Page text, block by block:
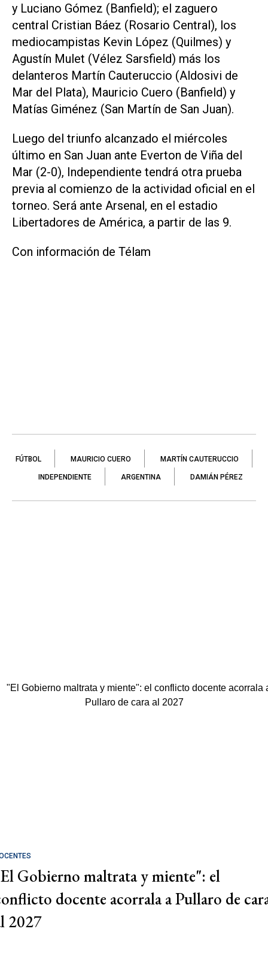
y Luciano Gómez (Banfield); el zaguero
central Cristian Báez (Rosario Central), los
mediocampistas Kevin López (Quilmes) y
Agustín Mulet (Vélez Sarsfield) más los
delanteros Martín Cauteruccio (Aldosivi de
Mar del Plata), Mauricio Cuero (Banfield) y
Matías Giménez (San Martín de San Juan).
Luego del triunfo alcanzado el miércoles
último en San Juan ante Everton de Viña del
Mar (2-0), Independiente tendrá otra prueba
previa al comienzo de la actividad oficial en el
torneo. Será ante Arsenal, en el estadio
Libertadores de América, a partir de las 9.
Con información de Télam
FÚTBOL MAURICIO CUERO MARTÍN CAUTERUCCIO
INDEPENDIENTE ARGENTINA DAMIÁN PÉREZ
Gobierno maltrata y miente": el
docente acorrala a Pullaro de
2027